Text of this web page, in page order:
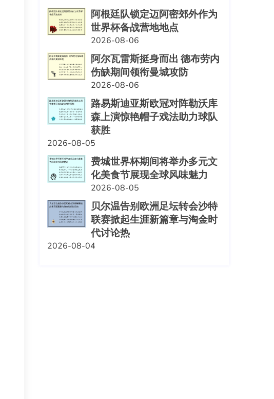
阿根廷队锁定迈阿密郊外作为
世界杯备战营地地点
2026-08-06
阿尔瓦雷斯挺身而出 德布劳内
伤缺期间领衔曼城攻防
2026-08-06
路易斯迪亚斯欧冠对阵勒沃库
森上演惊艳帽子戏法助力球队
获胜
2026-08-05
费城世界杯期间将举办多元文
化美食节展现全球风味魅力
2026-08-05
贝尔温告别欧洲足坛转会沙特
联赛掀起生涯新篇章与淘金时
代讨论热
2026-08-04